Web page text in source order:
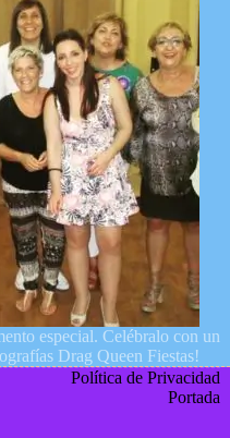
especial. Celébralo con un
Drag Queen Fiestas!
Política de Privacidad
Portada